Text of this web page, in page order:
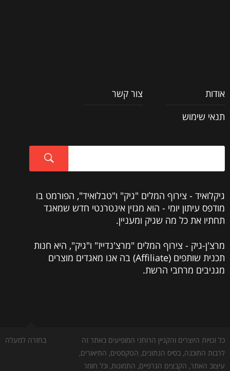
אודות
צור קשר
תנאי שימוש
גיקלואיד - צירוף המלים "גיק" ו"טבלואיד", הפורמט בו
מודפס עיתון יומי - הוא מגזין אינטרנטי חדש שמאגד
תחתיו את כל מה שגיק ומעניין.
מרצ'ן-גיק - צירוף המלים "מרצ'נדייז" ו"גיק", היא חנות
תכנית שותפים (Affiliate) בה אנו מאגדים מוצרים
מגניבים מרחבי הרשת.
בחזרה למעלה
כל זכויות היוצרים והקניין הרוחני המופיעים באתר זה
לרבות התוכנה, בסיס הנתונים, הטקסטים, התיאורים,
עיצוב האתר, הקבצים הגרפיים, התמונות, וכל חומר